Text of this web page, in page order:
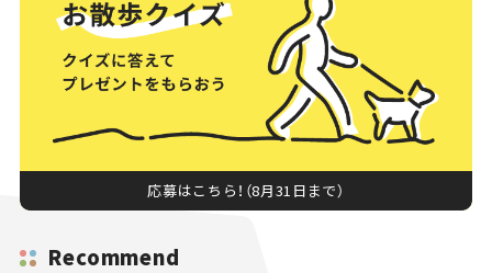
応募はこちら！（8月31日まで）
Recommend